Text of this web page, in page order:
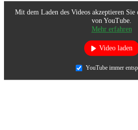
Mit dem Laden des Videos akzeptieren Sie
von YouTube.
Mehr erfahren
Video laden
YouTube immer